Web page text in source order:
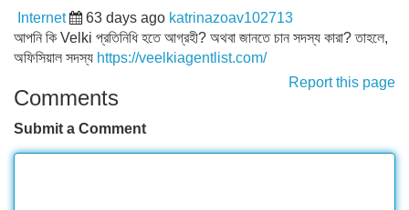
Internet 63 days ago katrinazoav102713
আপনি কি Velki প্রতিনিধি হতে আগ্রহী? অথবা জানতে চান সদস্য কারা? তাহলে,
অফিসিয়াল সদস্য https://veelkiagentlist.com/
Report this page
Comments
Submit a Comment